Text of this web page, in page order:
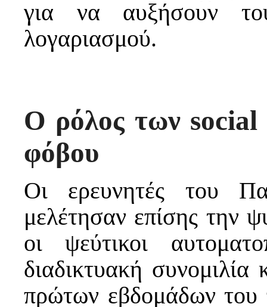
για να αυξήσουν
λογαριασμού.
Ο ρόλος των social
φόβου
Οι ερευνητές του
μελέτησαν επίσης την
οι ψεύτικοι
διαδικτυακή
πρώτων εβδομάδων του